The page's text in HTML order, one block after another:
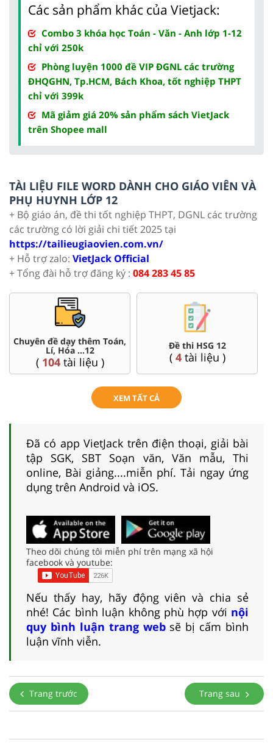
Các sản phẩm khác của Vietjack:
Combo 3 khóa học Toán - Văn - Anh lớp 1-12
chỉ với 250k
Phòng luyện 1000 đề VIP ĐGNL các trường
ĐHQGHN, Tp.HCM, Bách Khoa, tốt nghiệp THPT
chỉ với 399k
Mã giảm giá 20% sản phẩm sách VietJack
trên Shopee mall
TÀI LIỆU FILE WORD DÀNH CHO GIÁO VIÊN VÀ
PHỤ HUYNH LỚP 12
+ Bộ giáo án, đề thi tốt nghiệp THPT, DGNL các trường
các trường có lời giải chi tiết 2025 tại
https://tailieugiaovien.com.vn/
+ Hỗ trợ zalo: VietJack Official
+ Tổng đài hỗ trợ đăng ký : 084 283 45 85
Chuyên đề dạy thêm Toán,
Lí, Hóa ...12
( 104tài liệu )
Đề thi HSG 12
( 4tài liệu )
XEM TẤT CẢ
Đã có app VietJack trên điện thoại, giải bài
tập SGK, SBT Soạn văn, Văn mẫu, Thi
online, Bài giảng....miễn phí. Tải ngay ứng
dụng trên Android và iOS.
Theo dõi chúng tôi miễn phí trên mạng xã hội
facebook và youtube:
Nếu thấy hay, hãy động viên và chia sẻ
nhé! Các bình luận không phù hợp với nội
quy bình luận trang websẽ bị cấm bình
luận vĩnh viễn.
Trang trước Trang sau